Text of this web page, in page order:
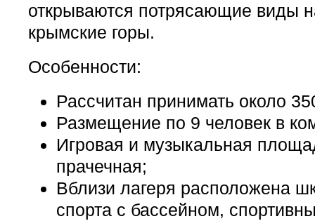
открываются потрясающие виды
крымские горы.
Особенности:
Рассчитан принимать около
Размещение по 9 человек в
Игровая и музыкальная
прачечная;
Вблизи лагеря расположена
спорта с бассейном,